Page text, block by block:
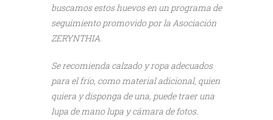
buscamos estos huevos en un programa de
seguimiento promovido por la Asociación
ZERYNTHIA.
Se recomienda calzado y ropa adecuados
para el frío, como material adicional, quien
quiera y disponga de una, puede traer una
lupa de mano lupa y cámara de fotos.